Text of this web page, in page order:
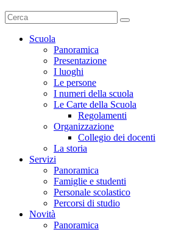
Scuola
Panoramica
Presentazione
I luoghi
Le persone
I numeri della scuola
Le Carte della Scuola
Regolamenti
Organizzazione
Collegio dei docenti
La storia
Servizi
Panoramica
Famiglie e studenti
Personale scolastico
Percorsi di studio
Novità
Panoramica